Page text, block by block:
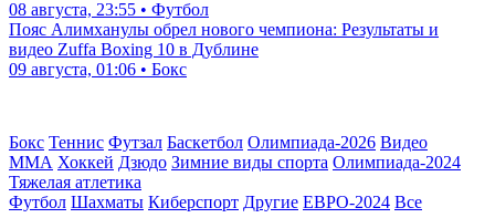
08 августа, 23:55 • Футбол
Пояс Алимханулы обрел нового чемпиона: Результаты и
видео Zuffa Boxing 10 в Дублине
09 августа, 01:06 • Бокс
Бокс Теннис Футзал Баскетбол Олимпиада-2026 Видео
ММА Хоккей Дзюдо Зимние виды спорта Олимпиада-2024
Тяжелая атлетика
Футбол Шахматы Киберспорт Другие ЕВРО-2024 Все